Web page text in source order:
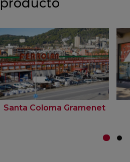
producto
Santa Coloma Gramenet